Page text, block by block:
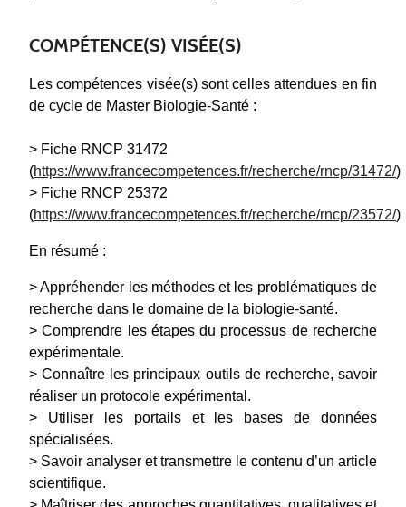
COMPÉTENCE(S) VISÉE(S)
Les compétences visée(s) sont celles attendues en fin
de cycle de Master Biologie-Santé :
> Fiche RNCP 31472
(https://www.francecompetences.fr/recherche/rncp/31472/)
> Fiche RNCP 25372
(https://www.francecompetences.fr/recherche/rncp/23572/)
En résumé :
> Appréhender les méthodes et les problématiques de
recherche dans le domaine de la biologie-santé.
> Comprendre les étapes du processus de recherche
expérimentale.
> Connaître les principaux outils de recherche, savoir
réaliser un protocole expérimental.
> Utiliser les portails et les bases de données
spécialisées.
> Savoir analyser et transmettre le contenu d’un article
scientifique.